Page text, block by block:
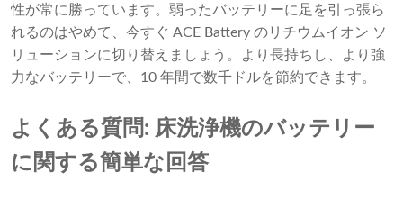
性が常に勝っています。弱ったバッテリーに足を引っ張ら
れるのはやめて、今すぐ ACE Battery のリチウムイオン ソ
リューションに切り替えましょう。より長持ちし、より強
力なバッテリーで、10 年間で数千ドルを節約できます。
よくある質問: 床洗浄機のバッテリー
に関する簡単な回答